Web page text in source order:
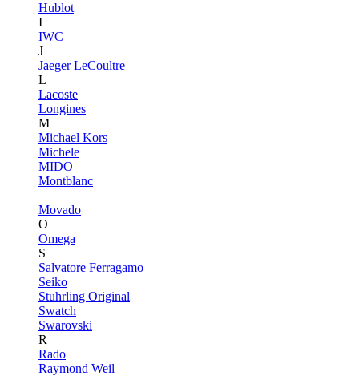
Hublot
I
IWC
J
Jaeger LeCoultre
L
Lacoste
Longines
M
Michael Kors
Michele
MIDO
Montblanc
Movado
O
Omega
S
Salvatore Ferragamo
Seiko
Stuhrling Original
Swatch
Swarovski
R
Rado
Raymond Weil